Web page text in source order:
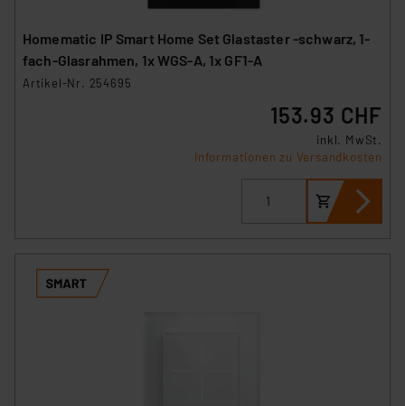
Homematic IP Smart Home Set Glastaster -schwarz, 1-
fach-Glasrahmen, 1x WGS-A, 1x GF1-A
Artikel-Nr. 254695
153.93 CHF
inkl. MwSt.
Informationen zu Versandkosten